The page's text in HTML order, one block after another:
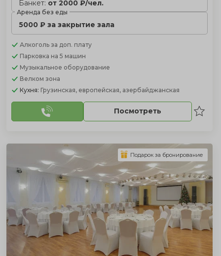
Банкет: от 2000 ₽/чел.
Аренда без еды
5000 ₽ за закрытие зала
Алкоголь за доп. плату
Парковка на 5 машин
Музыкальное оборудование
Велком зона
Кухня: Грузинская, европейская, азербайджанская
Посмотреть
Подарок за бронирование